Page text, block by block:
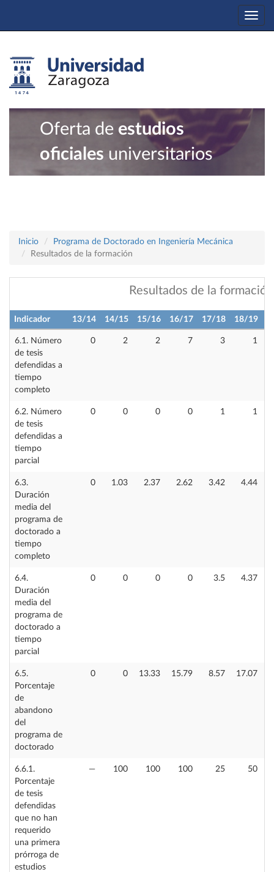
Oferta de estudios
oficiales universitarios
Inicio
Programa de Doctorado en Ingeniería Mecánica
Resultados de la formación
Resultados de la formación
Indicador 13/14 14/15 15/16 16/17 17/18 18/19
6.1. Número
de tesis
defendidas a
tiempo
completo
0 2 2 7 3 1
6.2. Número
de tesis
defendidas a
tiempo
parcial
0 0 0 0 1 1
6.3.
Duración
media del
programa de
doctorado a
tiempo
completo
0 1.03 2.37 2.62 3.42 4.44
6.4.
Duración
media del
programa de
doctorado a
tiempo
parcial
0 0 0 0 3.5 4.37
6.5.
Porcentaje
de
abandono
del
programa de
doctorado
0 0 13.33 15.79 8.57 17.07
6.6.1.
Porcentaje
de tesis
defendidas
que no han
requerido
una primera
prórroga de
estudios
— 100 100 100 25 50